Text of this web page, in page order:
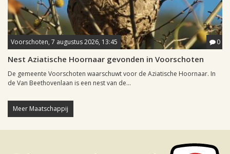
Voorschoten, 7 augustus 2026, 13:45 0
Nest Aziatische Hoornaar gevonden in Voorschoten
De gemeente Voorschoten waarschuwt voor de Aziatische Hoornaar. In
de Van Beethovenlaan is een nest van de...
Meer Maatschappij